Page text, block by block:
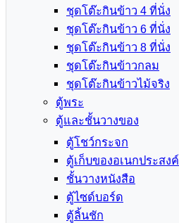
ชุดโต๊ะกินข้าว 4 ที่นั่ง
ชุดโต๊ะกินข้าว 6 ที่นั่ง
ชุดโต๊ะกินข้าว 8 ที่นั่ง
ชุดโต๊ะกินข้าวกลม
ชุดโต๊ะกินข้าวไม้จริง
ตู้พระ
ตู้และชั้นวางของ
ตู้โชว์กระจก
ตู้เก็บของอเนกประสงค์
ชั้นวางหนังสือ
ตู้ไซด์บอร์ด
ตู้ลิ้นชัก